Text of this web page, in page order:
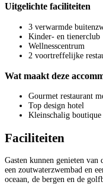
Uitgelichte faciliteiten
3 verwarmde
Kinder- en tienerclub
Wellnesscentrum
2 voortreffelijke
Wat maakt deze
Gourmet restaurant
Top design hotel
Kleinschalig boutique
Faciliteiten
Gasten kunnen genieten
een zoutwaterzwembad en
oceaan, de bergen en de